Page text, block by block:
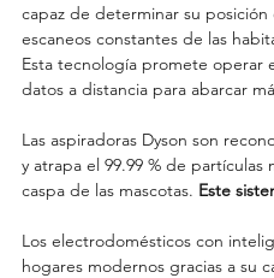
capaz de determinar su
escaneos constantes de las
Esta tecnología promete operar
datos a distancia para abarcar
Las aspiradoras Dyson son
y atrapa el 99.99 % de
caspa de las mascotas. Este
Los electrodomésticos con
hogares modernos gracias a su